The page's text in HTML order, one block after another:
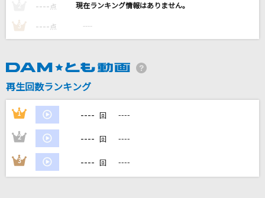
Answer
FLOW
ループ&ループ
ASIAN KUNG-FU GENERATION
DAMの新曲・ランキングなど
---- 点 ----
3 ---- 点 ----
再生回数ランキング
1 ---- 回 ----
2 ---- 回 ----
3 ---- 回 ----